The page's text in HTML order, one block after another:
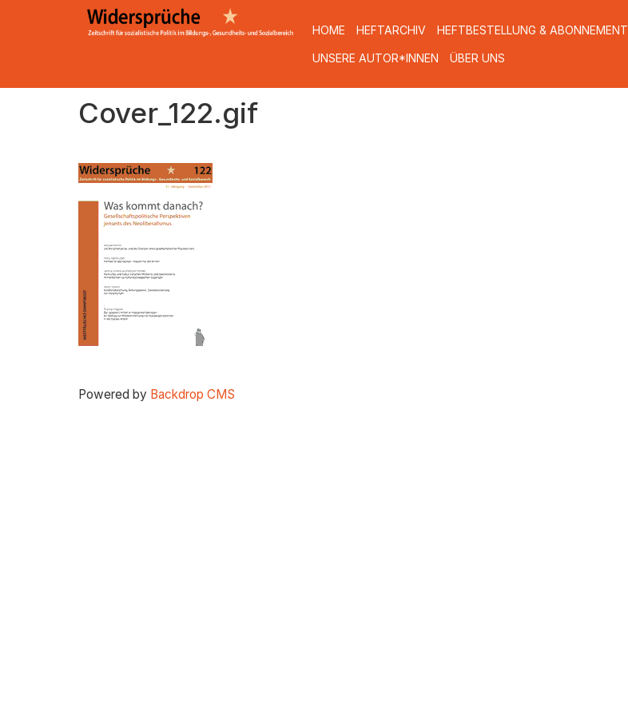
HOME HEFTARCHIV HEFTBESTELLUNG & ABONNEMENT
UNSERE AUTOR*INNEN ÜBER UNS
Cover_122.gif
Powered by Backdrop CMS